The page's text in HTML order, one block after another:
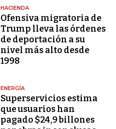
HACIENDA
Ofensiva migratoria de
Trump lleva las órdenes
de deportación a su
nivel más alto desde
1998
ENERGÍA
Superservicios estima
que usuarios han
pagado $24,9 billones